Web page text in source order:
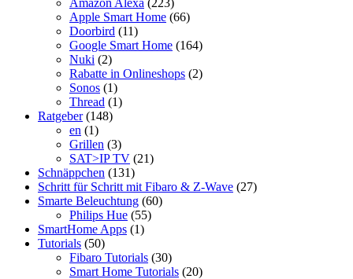
Amazon Alexa (223)
Apple Smart Home (66)
Doorbird (11)
Google Smart Home (164)
Nuki (2)
Rabatte in Onlineshops (2)
Sonos (1)
Thread (1)
Ratgeber(148)
en (1)
Grillen (3)
SAT>IP TV (21)
Schnäppchen (131)
Schritt für Schritt mit Fibaro & Z-Wave (27)
Smarte Beleuchtung (60)
Philips Hue (55)
SmartHome Apps (1)
Tutorials (50)
Fibaro Tutorials (30)
Smart Home Tutorials (20)